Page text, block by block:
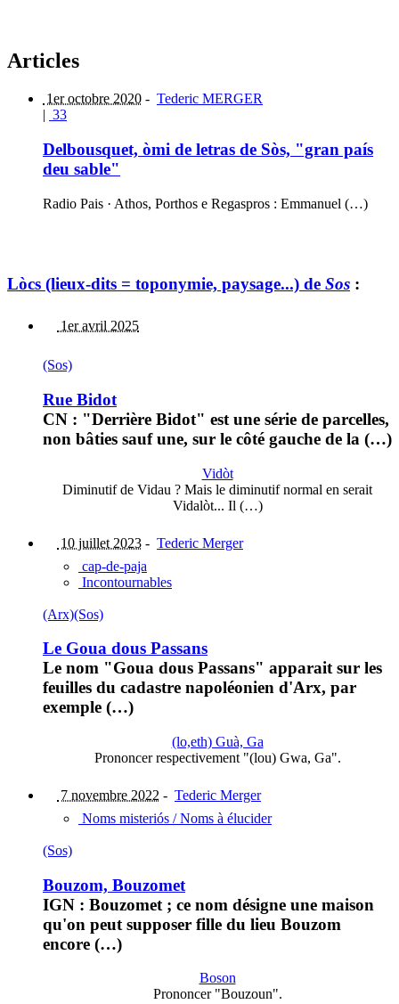
Articles
1er octobre 2020 - Tederic MERGER
| 33
Delbousquet, òmi de letras de Sòs, "gran país
deu sable"
Radio Pais · Athos, Porthos e Regaspros : Emmanuel (…)
Lòcs (lieux-dits = toponymie, paysage...) de Sos :
1er avril 2025
(Sos)
Rue Bidot
CN : "Derrière Bidot" est une série de parcelles,
non bâties sauf une, sur le côté gauche de la (…)
Vidòt
Diminutif de Vidau ? Mais le diminutif normal en serait
Vidalòt... Il (…)
10 juillet 2023 - Tederic Merger
cap-de-paja
Incontournables
(Arx)(Sos)
Le Goua dous Passans
Le nom "Goua dous Passans" apparait sur les
feuilles du cadastre napoléonien d'Arx, par
exemple (…)
(lo,eth) Guà, Ga
Prononcer respectivement "(lou) Gwa, Ga".
7 novembre 2022 - Tederic Merger
Noms misteriós / Noms à élucider
(Sos)
Bouzom, Bouzomet
IGN : Bouzomet ; ce nom désigne une maison
qu'on peut supposer fille du lieu Bouzom
encore (…)
Boson
Prononcer "Bouzoun".